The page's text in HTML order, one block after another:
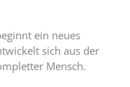
ein neues
sich aus der
Mensch.